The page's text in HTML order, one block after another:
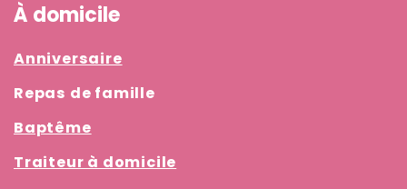
À domicile
Anniversaire
Repas de famille
Baptême
Traiteur à domicile